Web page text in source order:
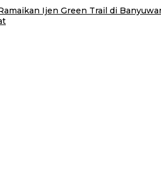
Ijen Green Trail di